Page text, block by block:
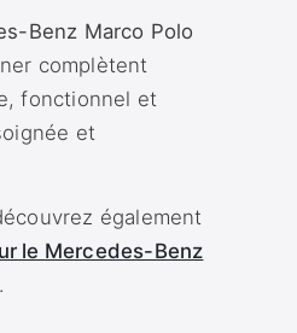
Benz Marco Polo
complètent
fonctionnel et
et
également
le Mercedes-Benz
.